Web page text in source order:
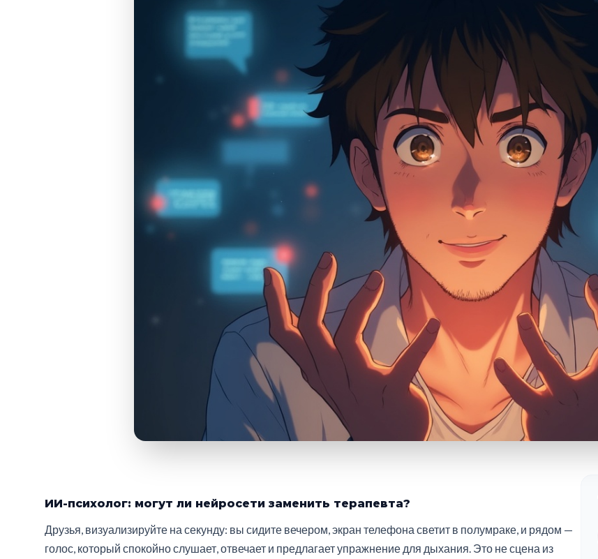
ИИ-психолог: могут ли нейросети заменить терапевта?
Друзья, визуализируйте на секунду: вы сидите вечером, экран телефона светит в полумраке, и рядом —
голос, который спокойно слушает, отвечает и предлагает упражнение для дыхания. Это не сцена из